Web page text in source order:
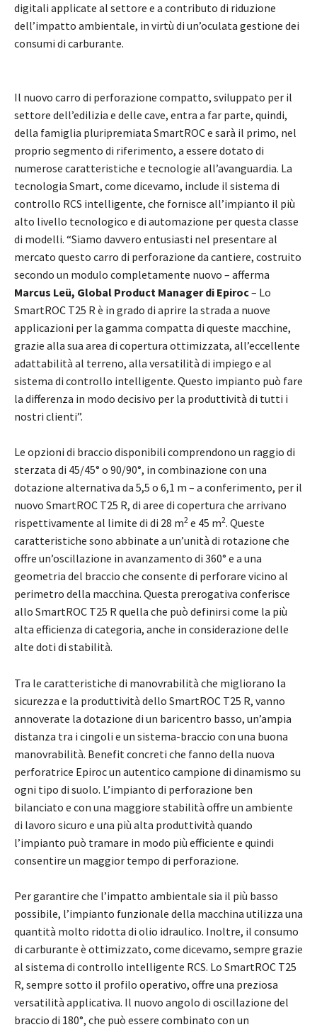
digitali applicate al settore e a contributo di riduzione
dell’impatto ambientale, in virtù di un’oculata gestione dei
consumi di carburante.
Il nuovo carro di perforazione compatto, sviluppato per il
settore dell’edilizia e delle cave, entra a far parte, quindi,
della famiglia pluripremiata SmartROC e sarà il primo, nel
proprio segmento di riferimento, a essere dotato di
numerose caratteristiche e tecnologie all’avanguardia. La
tecnologia Smart, come dicevamo, include il sistema di
controllo RCS intelligente, che fornisce all’impianto il più
alto livello tecnologico e di automazione per questa classe
di modelli. “Siamo davvero entusiasti nel presentare al
mercato questo carro di perforazione da cantiere, costruito
secondo un modulo completamente nuovo – afferma
Marcus Leü, Global Product Manager di Epiroc– Lo
SmartROC T25 R è in grado di aprire la strada a nuove
applicazioni per la gamma compatta di queste macchine,
grazie alla sua area di copertura ottimizzata, all’eccellente
adattabilità al terreno, alla versatilità di impiego e al
sistema di controllo intelligente. Questo impianto può fare
la differenza in modo decisivo per la produttività di tutti i
nostri clienti”.
Le opzioni di braccio disponibili comprendono un raggio di
sterzata di 45/45° o 90/90°, in combinazione con una
dotazione alternativa da 5,5 o 6,1 m – a conferimento, per il
nuovo SmartROC T25 R, di aree di copertura che arrivano
rispettivamente al limite di di 28 m2 e 45 m2. Queste
caratteristiche sono abbinate a un’unità di rotazione che
offre un’oscillazione in avanzamento di 360° e a una
geometria del braccio che consente di perforare vicino al
perimetro della macchina. Questa prerogativa conferisce
allo SmartROC T25 R quella che può definirsi come la più
alta efficienza di categoria, anche in considerazione delle
alte doti di stabilità.
Tra le caratteristiche di manovrabilità che migliorano la
sicurezza e la produttività dello SmartROC T25 R, vanno
annoverate la dotazione di un baricentro basso, un’ampia
distanza tra i cingoli e un sistema-braccio con una buona
manovrabilità. Benefit concreti che fanno della nuova
perforatrice Epiroc un autentico campione di dinamismo su
ogni tipo di suolo. L’impianto di perforazione ben
bilanciato e con una maggiore stabilità offre un ambiente
di lavoro sicuro e una più alta produttività quando
l’impianto può tramare in modo più efficiente e quindi
consentire un maggior tempo di perforazione.
Per garantire che l’impatto ambientale sia il più basso
possibile, l’impianto funzionale della macchina utilizza una
quantità molto ridotta di olio idraulico. Inoltre, il consumo
di carburante è ottimizzato, come dicevamo, sempre grazie
al sistema di controllo intelligente RCS. Lo SmartROC T25
R, sempre sotto il profilo operativo, offre una preziosa
versatilità applicativa. Il nuovo angolo di oscillazione del
braccio di 180°, che può essere combinato con un